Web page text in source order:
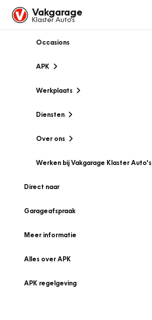
Vakgarage
Klaster Auto's
Occasions
APK
Werkplaats
Diensten
Over ons
Werken bij Vakgarage Klaster Auto's
Direct naar
Garageafspraak
Meer informatie
Alles over APK
APK regelgeving